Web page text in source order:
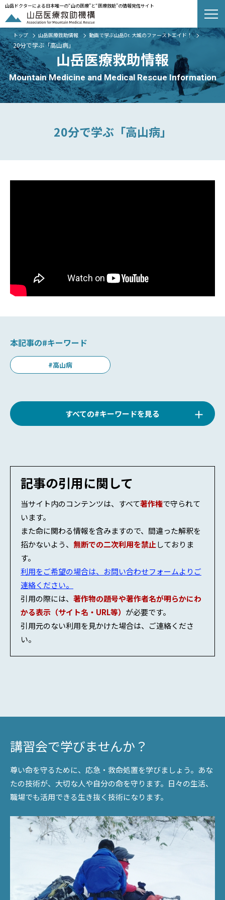
山岳ドクターによる日本唯一の“山の医療”と“医療救助”の情報発信サイト
トップ 山岳医療救助情報 動画で学ぶ山岳Dr. 大城のファーストエイド！
20分で学ぶ「高山病」
山岳医療救助情報
Mountain Medicine and Medical Rescue Information
20分で学ぶ「高山病」
本記事の#キーワード
#高山病
すべての#キーワードを見る
#低体温症 #湯たんぽ
#避難所・災害
#DKシェルター #凍傷
#火山 #低体温症ラッピング
#熱中症 #ダイアモックス
#3SABCDE #AED
#雪目
記事の引用に関して
当サイト内のコンテンツは、すべて著作権で守られて
います。
また命に関わる情報を含みますので、間違った解釈を
招かないよう、 無断での二次利用を禁止しておりま
す。
利用をご希望の場合は、お問い合わせフォームよりご
連絡ください。
引用の際には、 著作物の題号や著作者名が明らかにわ
かる表示（サイト名・URL等） が必要です。
引用元のない利用を見かけた場合は、ご連絡くださ
い。
講習会で学びませんか？
尊い命を守るために、応急・救命処置を学びましょう。あな
たの技術が、大切な人や自分の命を守ります。日々の生活、
職場でも活用できる生き抜く技術になります。